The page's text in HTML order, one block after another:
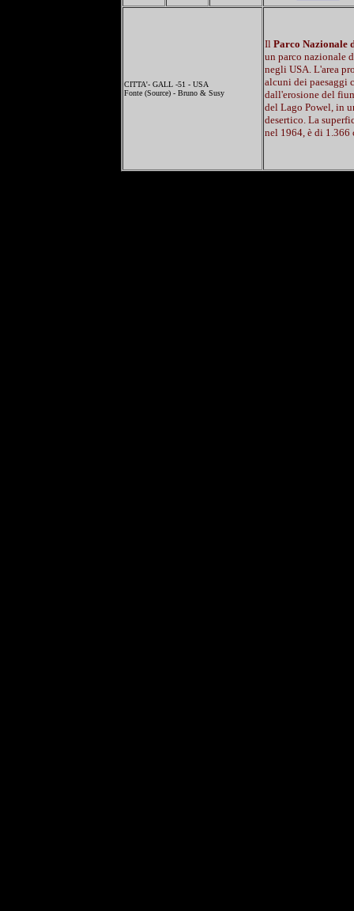
CITTA'- GALL -51 - USA
Fonte (Source) - Bruno & Susy
Il Parco Nazionale
un parco nazionale
negli USA. L'area
alcuni dei paesaggi
dall'erosione del
del Lago Powel, in
desertico. La
nel 1964, è di